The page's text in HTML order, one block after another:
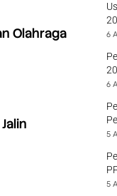
Olahraga
6
6
5
5